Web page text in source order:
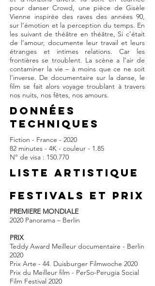
pour danser Crowd, une pièce de Gisèle
Vienne inspirée des raves des années 90,
sur l’émotion et la perception du temps. En
les suivant de théâtre en théâtre, Si c’était
de l’amour, documente leur travail et leurs
étranges et intimes relations. Car les
frontières se troublent. La scène a l’air de
contaminer la vie – à moins que ce ne soit
l’inverse. De documentaire sur la danse, le
film se fait alors voyage troublant à travers
nos nuits, nos fêtes, nos amours.
DONNÉES
TECHNIQUES
Fiction - France - 2020
82 minutes - 4K - couleur - 1.85
N° de visa : 150.770
LISTE ARTISTIQUE
FESTIVALS et prix
PREMIERE MONDIALE
2020 Panorama – Berlin
PRIX
Teddy Award Meilleur documentaire - Berlin
2020
Prix Arte - 44. Duisburger Filmwoche 2020
Prix du Meilleur film - PerSo-Perugia Social
Film Festival 2020